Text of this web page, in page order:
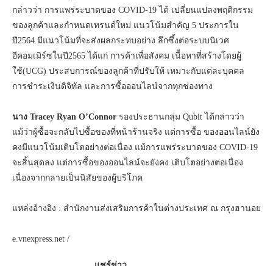
กล่าวว่า การแพร่ระบาดของ COVID-19 ได้ เปลี่ยนแปลงพฤติกรรม
ของลูกค้าและกำหนดเทรนด์ใหม่ แนวโน้มสำคัญ 5 ประการใน
ปี2564 มีแนวโน้มที่จะส่งผลกระทบอย่าง ลึกซึ้งต่อระบบนิเวศ
อีคอมเมิร์ซในปี2565 ได้แก่ การค้าเพื่อสังคม เนื้อหาที่สร้างโดยผู้
ใช้(UCG) ประสบการณ์ของลูกค้าที่ปรับให้ เหมาะกับแต่ละบุคคล
การชำระเงินดิจิทัล และการซื้อออนไลน์จากทุกช่องทาง
นาง Tracey Ryan O’Connor รองประธานกลุ่ม Qubit ได้กล่าวว่า
แม้ว่าผู้ซื้อจะกลับไปซื้อของที่หน้าร้านจริง แต่การซื้อ ของออนไลน์ยัง
คงมีแนวโน้มเติบโตอย่างต่อเนื่อง แม้การแพร่ระบาดของ COVID-19
จะสิ้นสุดลง แต่การซื้อของออนไลน์จะยังคง เติบโตอย่างต่อเนื่อง
เนื่องจากกลายเป็นนิสัยของผู้บริโภค
แหล่งอ้างอิง : สำนักงานส่งเสริมการค้าในต่างประเทศ ณ กรุงฮานอย
e.vnexpress.net /